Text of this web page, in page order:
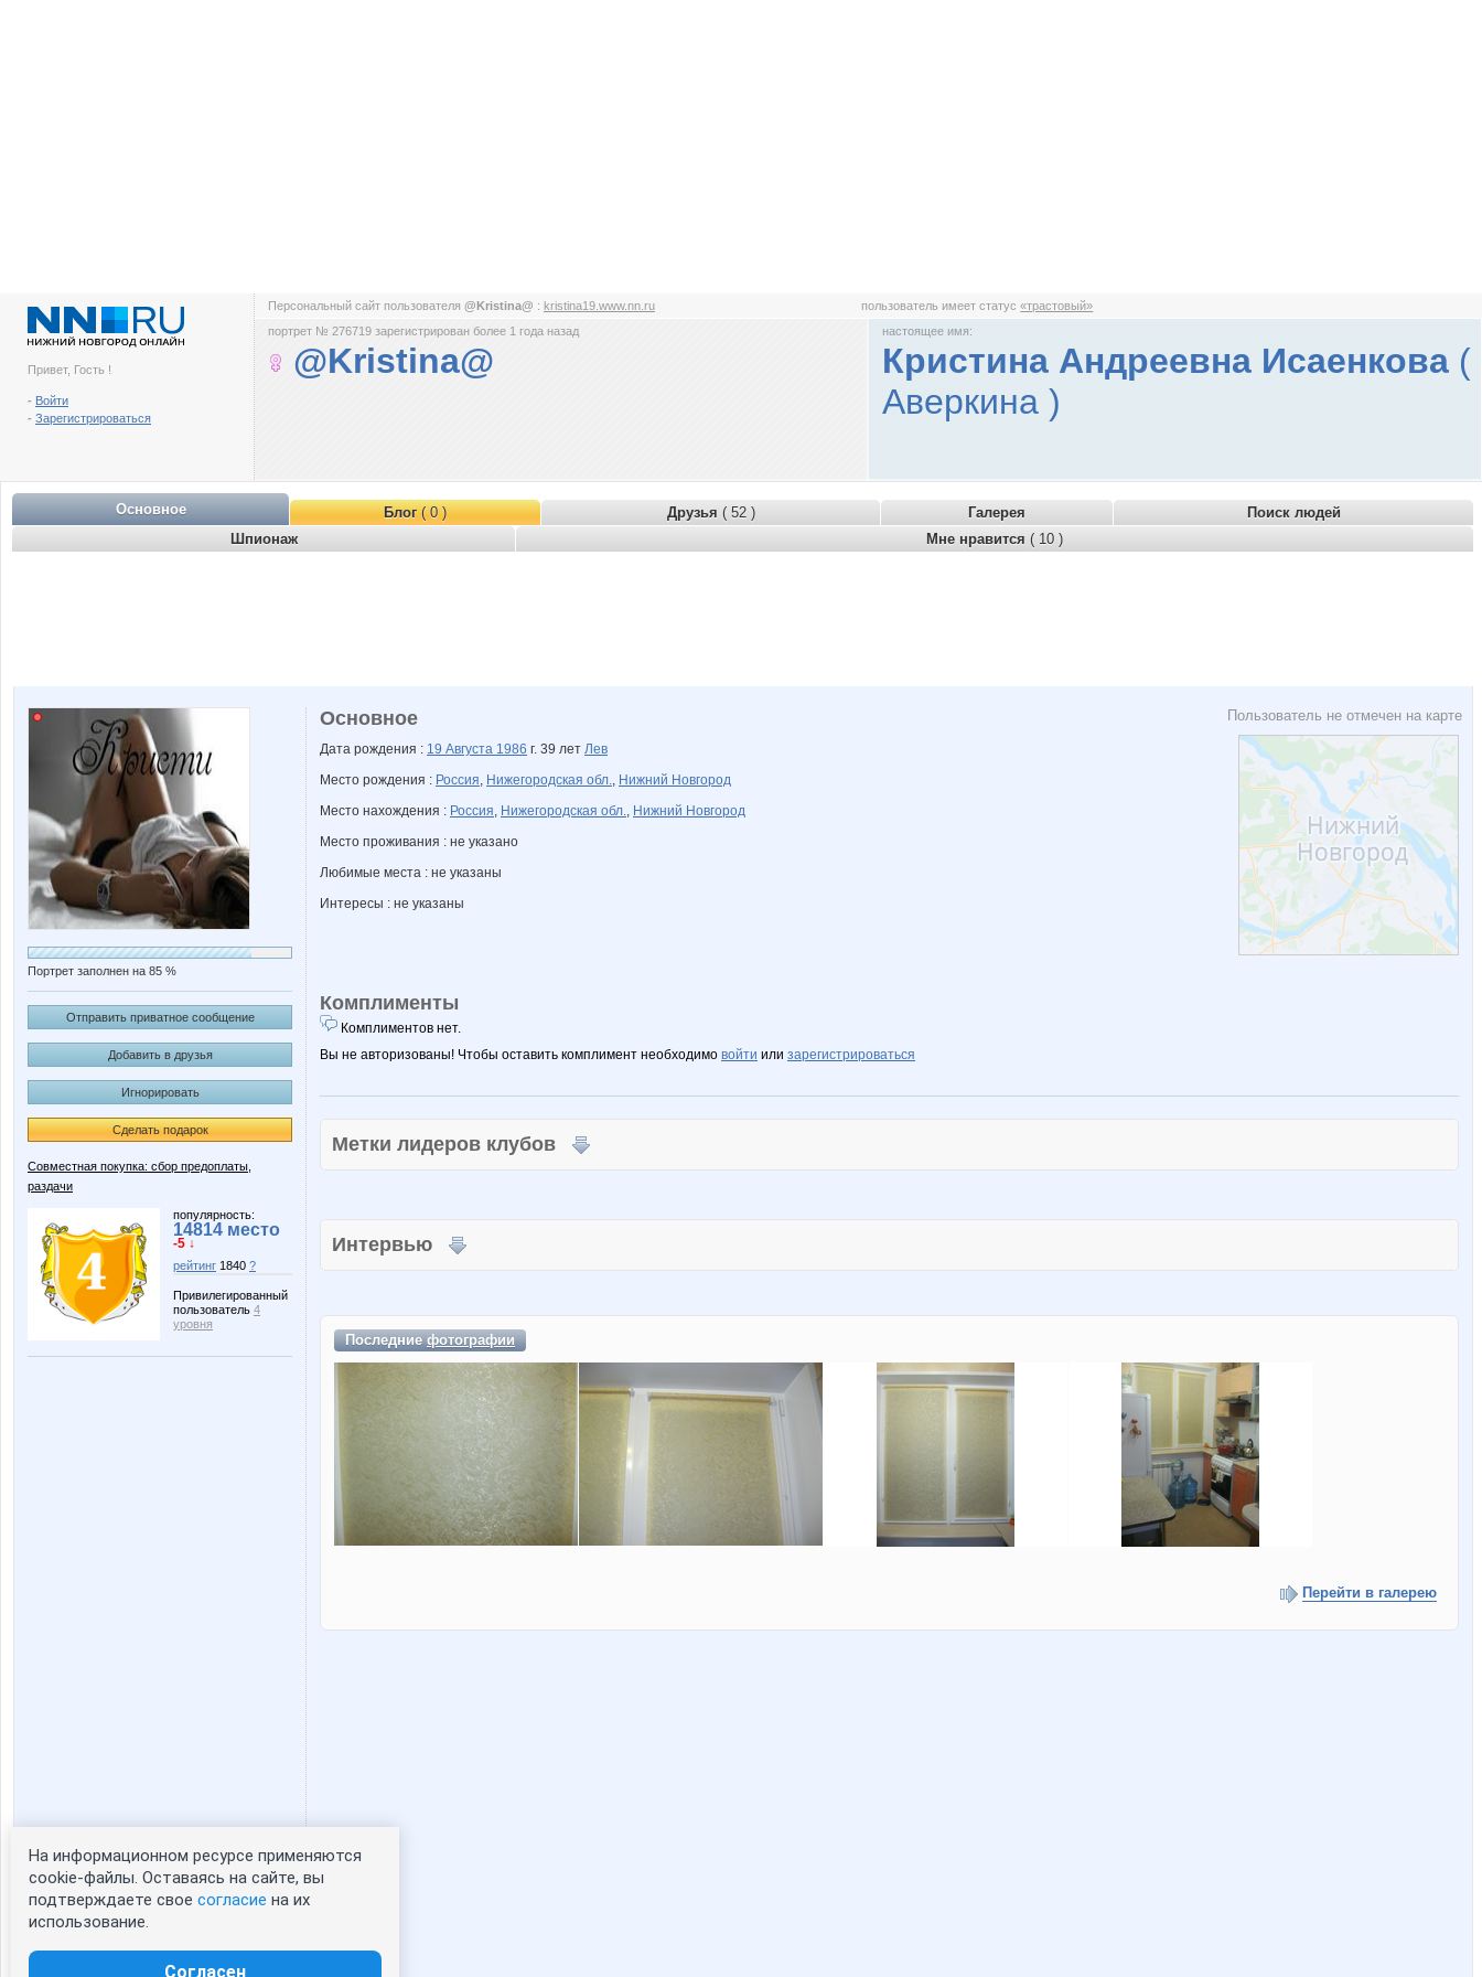
Привет, Гость !
- Войти
- Зарегистрироваться
Персональный сайт пользователя @Kristina@ : kristina19.www.nn.ru пользователь имеет статус«трастовый»
портрет № 276719 зарегистрирован более 1 года назад
@Kristina@
настоящее имя:
Кристина Андреевна Исаенкова (
Аверкина )
Основное Блог( 0 ) Друзья ( 52 ) Галерея
Поиск людей
Шпионаж
Мне нравится ( 10 )
Портрет заполнен на 85 %
Отправить приватное сообщение
Добавить в друзья
Игнорировать
Сделать подарок
Совместная покупка: сбор предоплаты,
раздачи
популярность:
14814 место
-5 ↓
рейтинг 1840 ?
Привилегированный
пользователь 4
уровня
Статистика портрета:
сейчас просматривают портрет - 0
зарегистрированные пользователи
Пользователь не отмечен на карте
Основное
Дата рождения : 19 Августа 1986 г. 39 лет Лев
Место рождения : Россия, Нижегородская обл., Нижний Новгород
Место нахождения : Россия, Нижегородская обл., Нижний Новгород
Место проживания : не указано
Любимые места : не указаны
Интересы : не указаны
Комплименты
Комплиментов нет.
Вы не авторизованы! Чтобы оставить комплимент необходимо войти или зарегистрироваться
Метки лидеров клубов
Интервью
Последниефотографии
Перейти в галерею
На информационном ресурсе применяются
cookie-файлы. Оставаясь на сайте, вы
подтверждаете свое согласие на их
использование.
Согласен